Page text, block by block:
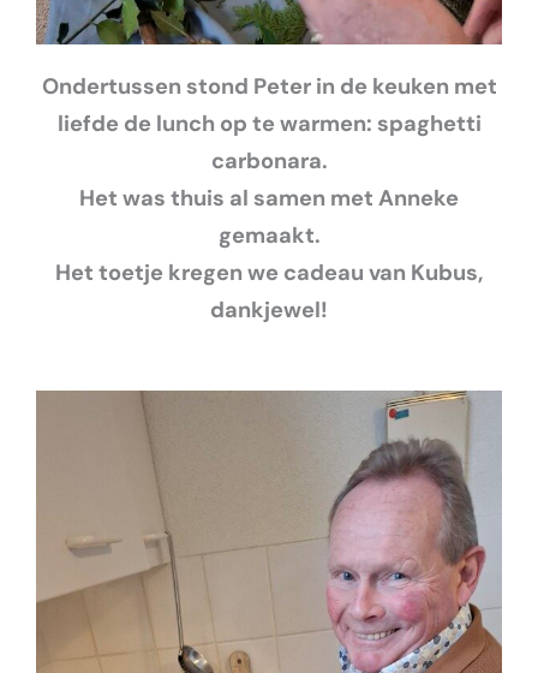
Ondertussen stond Peter in de keuken met
liefde de lunch op te warmen: spaghetti
carbonara.
Het was thuis al samen met Anneke
gemaakt.
Het toetje kregen we cadeau van Kubus,
dankjewel!